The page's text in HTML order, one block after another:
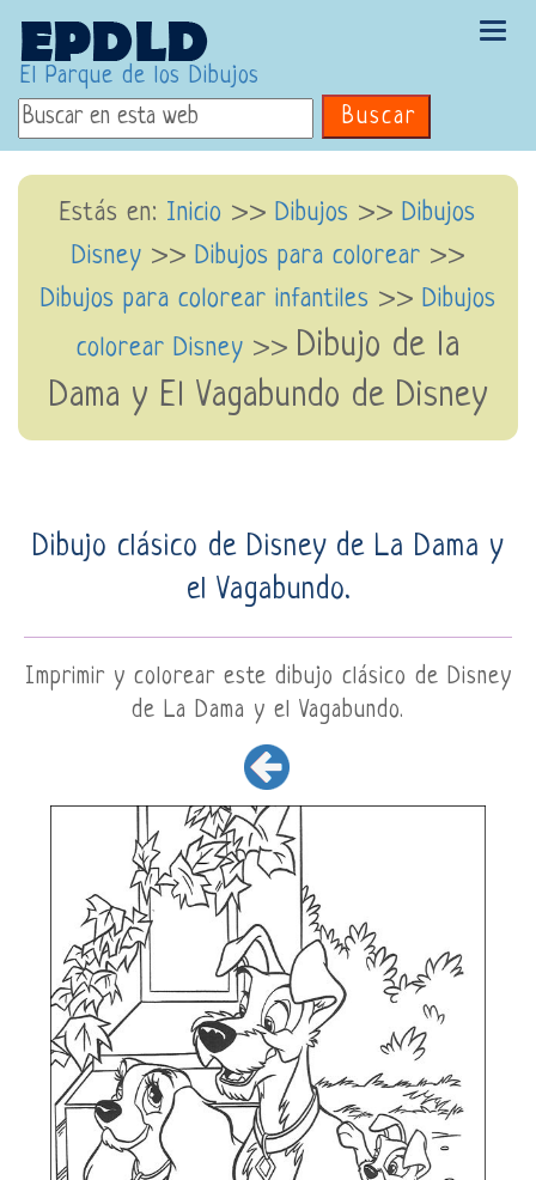
El Parque de los Dibujos
Buscar
Estás en: Inicio >> Dibujos >> Dibujos
Disney >> Dibujos para colorear >>
Dibujos para colorear infantiles >> Dibujos
colorear Disney >> Dibujo de la
Dama y El Vagabundo de Disney
Dibujo clásico de Disney de La Dama y
el Vagabundo.
Imprimir y colorear este dibujo clásico de Disney
de La Dama y el Vagabundo.